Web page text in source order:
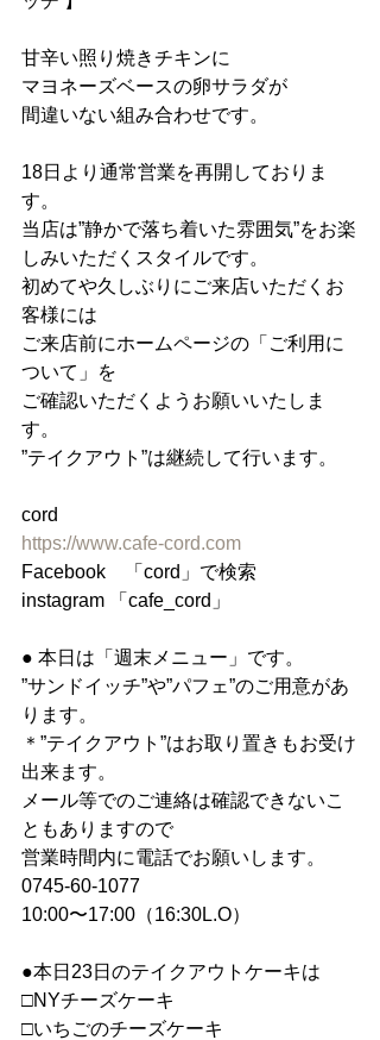
甘辛い照り焼きチキンに
マヨネーズベースの卵サラダが
間違いない組み合わせです。
18日より通常営業を再開しておりま
す。
当店は”静かで落ち着いた雰囲気”をお楽
しみいただくスタイルです。
初めてや久しぶりにご来店いただくお
客様には
ご来店前にホームページの「ご利用に
ついて」を
ご確認いただくようお願いいたしま
す。
”テイクアウト”は継続して行います。
cord
https://www.cafe-cord.com
Facebook　「cord」で検索
instagram 「cafe_cord」
● 本日は「週末メニュー」です。
”サンドイッチ”や”パフェ”のご用意があ
ります。
＊”テイクアウト”はお取り置きもお受け
出来ます。
メール等でのご連絡は確認できないこ
ともありますので
営業時間内に電話でお願いします。
0745-60-1077
10:00〜17:00（16:30L.O）
●本日23日のテイクアウトケーキは
□NYチーズケーキ
□いちごのチーズケーキ